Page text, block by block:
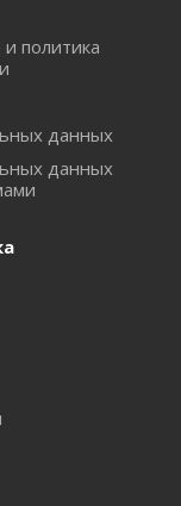
политика
данных
данных